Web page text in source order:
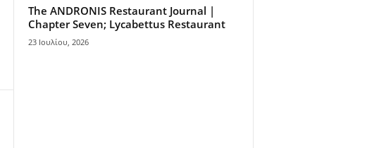
The ANDRONIS Restaurant Journal |
Chapter Seven; Lycabettus Restaurant
23 Ιουλίου, 2026